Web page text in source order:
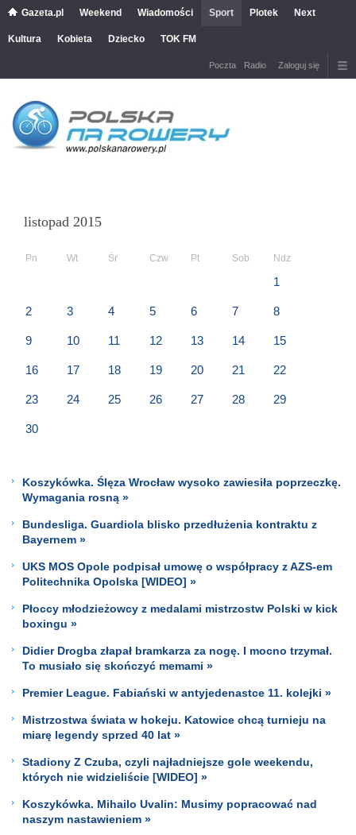
Gazeta.pl Weekend Wiadomości Sport Plotek Next
Kultura Kobieta Dziecko TOK FM
Poczta Radio Zaloguj się
listopad 2015
Pn Wt Śr Czw Pt Sob Ndz
1
2 3 4 5 6 7 8
9 10 11 12 13 14 15
16 17 18 19 20 21 22
23 24 25 26 27 28 29
30
Koszykówka. Ślęza Wrocław wysoko zawiesiła poprzeczkę.
Wymagania rosną »
Bundesliga. Guardiola blisko przedłużenia kontraktu z
Bayernem »
UKS MOS Opole podpisał umowę o współpracy z AZS-em
Politechnika Opolska [WIDEO] »
Płoccy młodzieżowcy z medalami mistrzostw Polski w kick
boxingu »
Didier Drogba złapał bramkarza za nogę. I mocno trzymał.
To musiało się skończyć memami »
Premier League. Fabiański w antyjedenastce 11. kolejki »
Mistrzostwa świata w hokeju. Katowice chcą turnieju na
miarę legendy sprzed 40 lat »
Stadiony Z Czuba, czyli najładniejsze gole weekendu,
których nie widzieliście [WIDEO] »
Koszykówka. Mihailo Uvalin: Musimy popracować nad
naszym nastawieniem »